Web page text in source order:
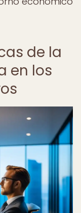
de la
en los